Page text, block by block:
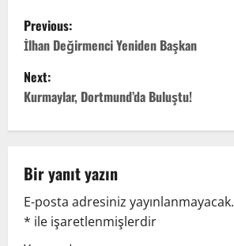
P
o
s
a
v
Previous:
İlhan Değirmenci Yeniden Başkan
Next:
Kurmaylar, Dortmund’da Buluştu!
Bir yanıt yazın
E-posta adresiniz yayınlanmayacak.
* ile işaretlenmişlerdir